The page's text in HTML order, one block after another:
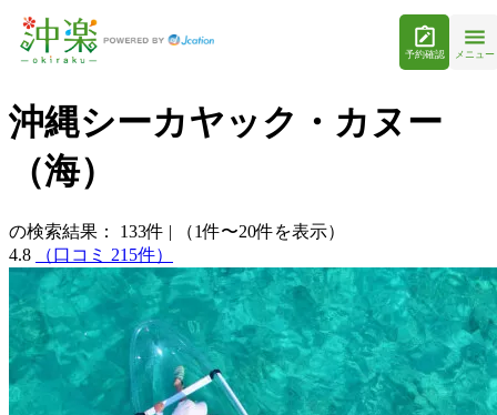
予約確認 メニュー
沖縄シーカヤック・カヌー
（海）
の検索結果： 133件 |
（1件〜20件を表示）
4.8
（口コミ 215件）